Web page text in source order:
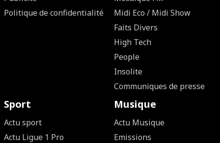
Politique de confidentialité
Midi Eco / Midi Show
Faits Divers
High Tech
People
Insolite
Communiques de presse
Sport
Actu sport
Actu Ligue 1 Pro
Musique
Actu Musique
Emissions